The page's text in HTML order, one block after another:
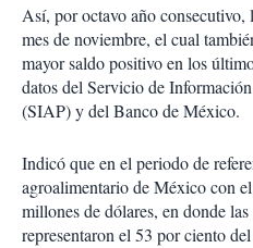
Así, por octavo año consecutivo,
mes de noviembre, el cual
mayor saldo positivo en los
datos del Servicio de
(SIAP) y del Banco de México.
Indicó que en el periodo de
agroalimentario de México con
millones de dólares, en donde
representaron el 53 por ciento